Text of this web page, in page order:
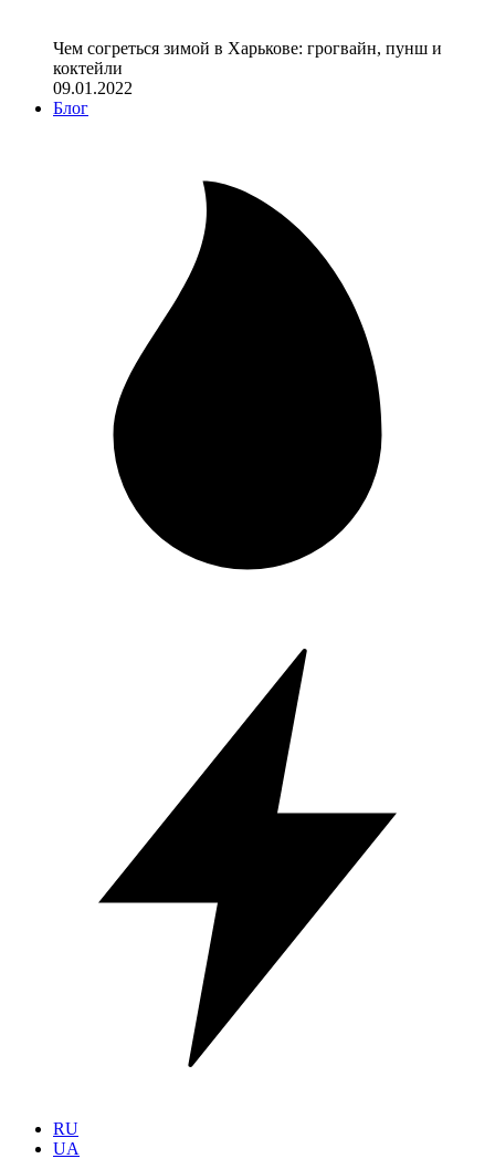
Чем согреться зимой в Харькове: грогвайн, пунш и
коктейли
09.01.2022
Блог
RU
UA